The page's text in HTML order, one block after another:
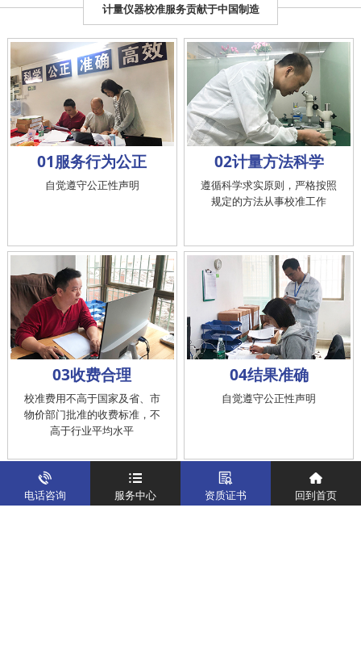
计量仪器校准服务贡献于中国制造
01服务行为公正
自觉遵守公正性声明
02计量方法科学
遵循科学求实原则，严格按照
规定的方法从事校准工作
03收费合理
校准费用不高于国家及省、市
物价部门批准的收费标准，不
高于行业平均水平
04结果准确
自觉遵守公正性声明
电话咨询 服务中心 资质证书 回到首页